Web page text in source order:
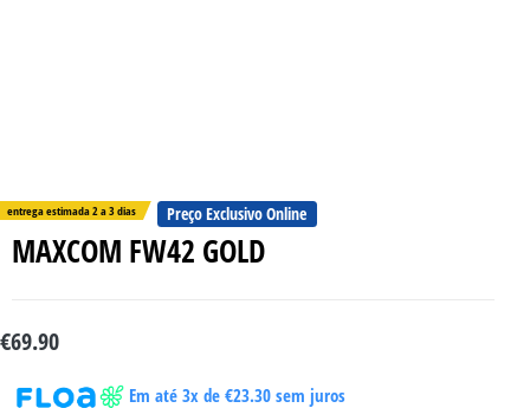
entrega estimada 2 a 3 dias Preço Exclusivo Online
MAXCOM FW42 GOLD
€69.90
Em até 3x de €23.30sem juros